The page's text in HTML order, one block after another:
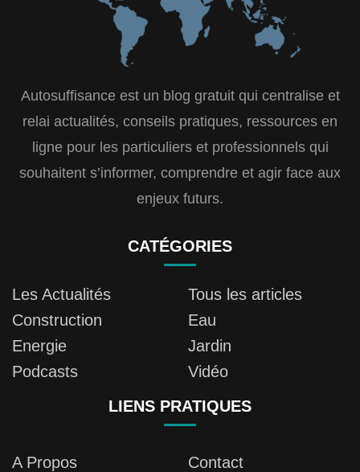
Autosuffisance est un blog gratuit qui centralise et
relai actualités, conseils pratiques, ressources en
ligne pour les particuliers et professionnels qui
souhaitent s’informer, comprendre et agir face aux
enjeux futurs.
CATÉGORIES
Les Actualités
Tous les articles
Construction
Eau
Energie
Jardin
Podcasts
Vidéo
LIENS PRATIQUES
A Propos
Contact